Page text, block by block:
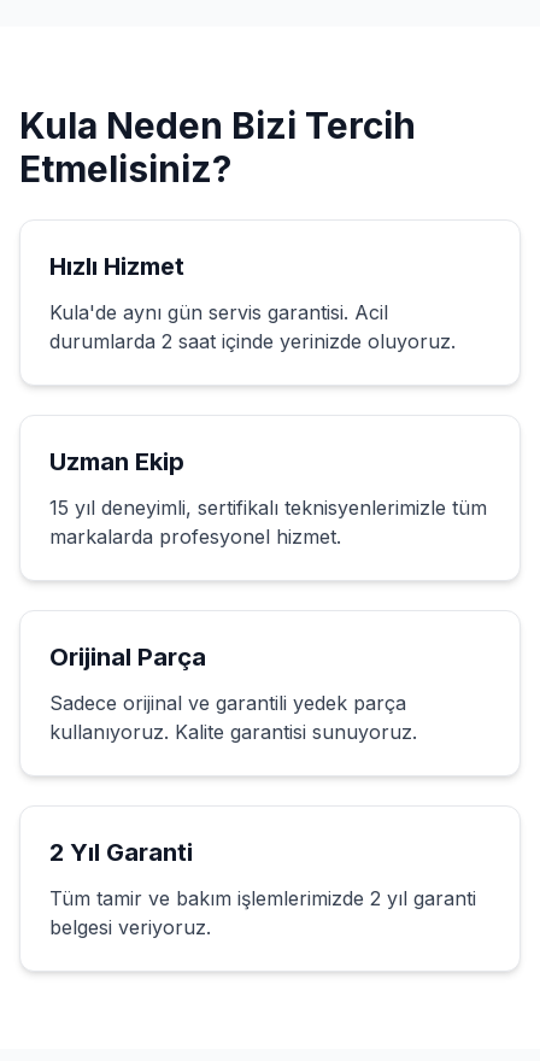
Kula Neden Bizi Tercih
Etmelisiniz?
Hızlı Hizmet
Kula'de aynı gün servis garantisi. Acil
durumlarda 2 saat içinde yerinizde oluyoruz.
Uzman Ekip
15 yıl deneyimli, sertifikalı teknisyenlerimizle tüm
markalarda profesyonel hizmet.
Orijinal Parça
Sadece orijinal ve garantili yedek parça
kullanıyoruz. Kalite garantisi sunuyoruz.
2 Yıl Garanti
Tüm tamir ve bakım işlemlerimizde 2 yıl garanti
belgesi veriyoruz.